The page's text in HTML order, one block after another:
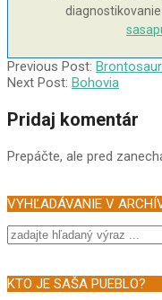
2002-
06-
Previous Post:
Next Post: Bohovia
Pridaj komentár
Prepáčte, ale pred
VYHĽADÁVANIE V
Search
KTO JE SAŠA PUEBLO?